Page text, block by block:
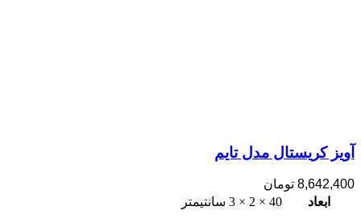
آویز کریستال مدل تایم
8,642,400 تومان
ابعاد
40 × 2 × 3 سانتیمتر